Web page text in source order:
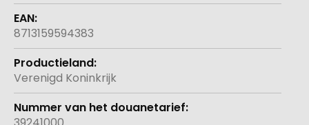
8713159594383
Verenigd Koninkrijk